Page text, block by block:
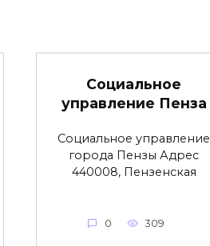
Социальное
управление Пенза
Социальное управление
города Пензы Адрес
440008, Пензенская
0 309